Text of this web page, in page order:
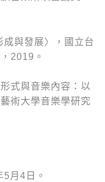
與發展〉，國立台
2019。
式與音樂內容：以
術大學音樂學研究
月4日。